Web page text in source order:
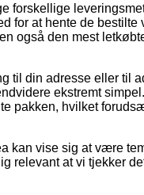
forskellige
for at hente de bestilte
også den mest
til din adresse eller til
ekstremt
pakken, hvilket
kan vise sig at være
relevant at vi tjekker